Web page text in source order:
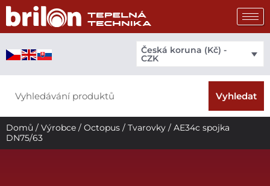
Přeskočit
obsah
Česká koruna (Kč) -
CZK
Vyhledat
Domů / Výrobce / Octopus / Tvarovky / AE34c spojka
DN75/63